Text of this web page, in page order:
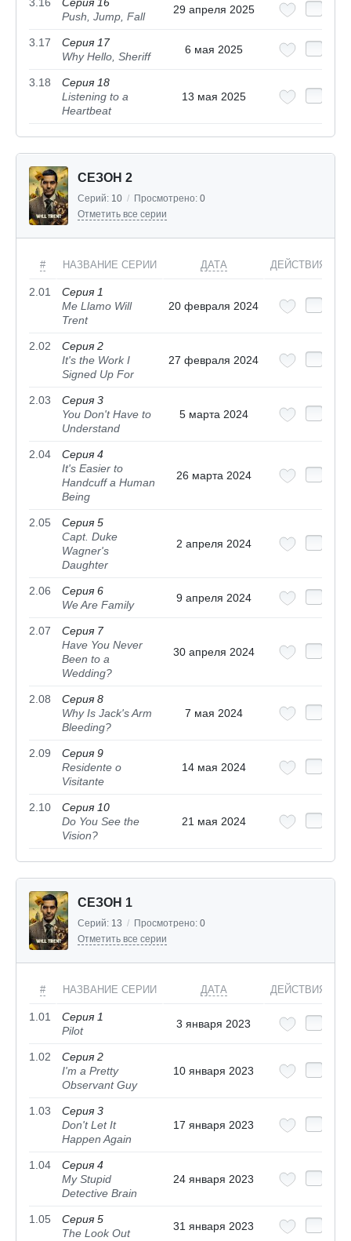
3.16
Серия 16
Push, Jump, Fall
29 апреля 2025
3.17
Серия 17
Why Hello, Sheriff
6 мая 2025
3.18
Серия 18
Listening to a
Heartbeat
13 мая 2025
СЕЗОН 2
Серий: 10 / Просмотрено: 0
Отметить все серии
# НАЗВАНИЕ СЕРИИ ДАТА ДЕЙСТВИЯ
2.01
Серия 1
Me Llamo Will
Trent
20 февраля 2024
2.02
Серия 2
It's the Work I
Signed Up For
27 февраля 2024
2.03
Серия 3
You Don't Have to
Understand
5 марта 2024
2.04
Серия 4
It's Easier to
Handcuff a Human
Being
26 марта 2024
2.05
Серия 5
Capt. Duke
Wagner's
Daughter
2 апреля 2024
2.06
Серия 6
We Are Family
9 апреля 2024
2.07
Серия 7
Have You Never
Been to a
Wedding?
30 апреля 2024
2.08
Серия 8
Why Is Jack's Arm
Bleeding?
7 мая 2024
2.09
Серия 9
Residente o
Visitante
14 мая 2024
2.10
Серия 10
Do You See the
Vision?
21 мая 2024
СЕЗОН 1
Серий: 13 / Просмотрено: 0
Отметить все серии
# НАЗВАНИЕ СЕРИИ ДАТА ДЕЙСТВИЯ
1.01
Серия 1
Pilot
3 января 2023
1.02
Серия 2
I'm a Pretty
Observant Guy
10 января 2023
1.03
Серия 3
Don't Let It
Happen Again
17 января 2023
1.04
Серия 4
My Stupid
Detective Brain
24 января 2023
1.05
Серия 5
The Look Out
31 января 2023